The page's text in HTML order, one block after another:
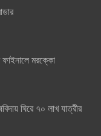
ফাইনালে মরক্কো
ঘিরে ৭০ লাখ যাত্রীর